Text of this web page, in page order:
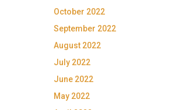
October 2022
September 2022
August 2022
July 2022
June 2022
May 2022